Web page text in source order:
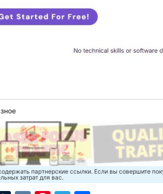
партнерские ссылки. Если вы совершите
затрат для вас.